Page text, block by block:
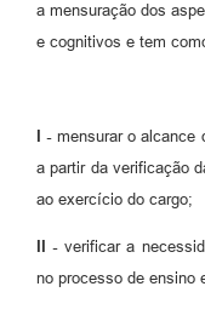
a mensuração dos
e cognitivos e tem
I -mensurar o alcance
a partir da verificação
ao exercício do cargo;
II -verificar a
no processo de ensino